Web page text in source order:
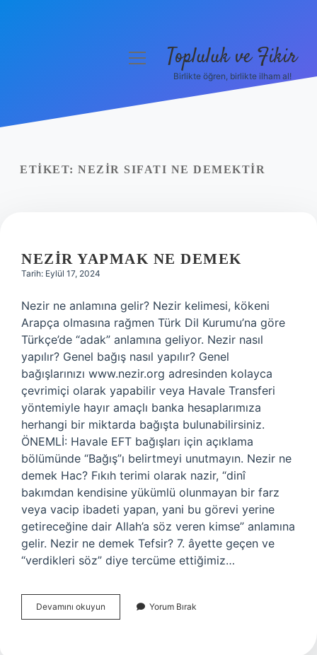
Yasal Uyarı
menüyüTopluluk ve Fikir
Birlikte öğren, birlikte ilham al!
ETIKET: NEZIR SIFATI NE DEMEKTIR
NEZIR YAPMAK NE DEMEK
Tarih: Eylül 17, 2024
Nezir ne anlamına gelir? Nezir kelimesi, kökeni
Arapça olmasına rağmen Türk Dil Kurumu’na göre
Türkçe’de “adak” anlamına geliyor. Nezir nasıl
yapılır? Genel bağış nasıl yapılır? Genel
bağışlarınızı www.nezir.org adresinden kolayca
çevrimiçi olarak yapabilir veya Havale Transferi
yöntemiyle hayır amaçlı banka hesaplarımıza
herhangi bir miktarda bağışta bulunabilirsiniz.
ÖNEMLİ: Havale EFT bağışları için açıklama
bölümünde “Bağış”ı belirtmeyi unutmayın. Nezir ne
demek Hac? Fıkıh terimi olarak nazir, “dinî
bakımdan kendisine yükümlü olunmayan bir farz
veya vacip ibadeti yapan, yani bu görevi yerine
getireceğine dair Allah’a söz veren kimse” anlamına
gelir. Nezir ne demek Tefsir? 7. âyette geçen ve
“verdikleri söz” diye tercüme ettiğimiz…
Devamını okuyun
Yapmak
Yorum Bırak